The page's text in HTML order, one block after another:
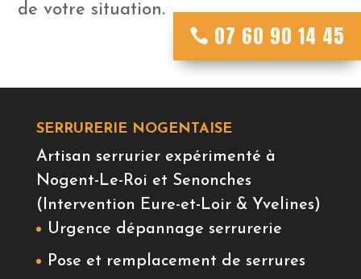
07 60 90 14 45
07 60 90 14 45
de votre situation.
SERRURERIE NOGENTAISE
Artisan serrurier expérimenté à
Nogent-Le-Roi et Senonches
(Intervention Eure-et-Loir & Yvelines)
Urgence dépannage serrurerie
Pose et remplacement de serrures